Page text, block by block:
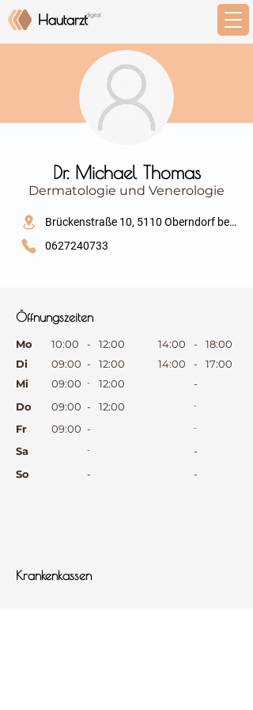
Dr. Michael Thomas
Dermatologie und Venerologie
Brückenstraße 10, 5110 Oberndorf bei Salzburg
0627240733
Öffnungszeiten
Mo
10:00 - 12:00 14:00 -
18:00
Di
09:00 - 12:00 14:00 -
17:00
Mi
09:00 - 12:00
-
Do
09:00 - 12:00 -
Fr 09:00 - -
Sa -
-
So
-
-
Krankenkassen